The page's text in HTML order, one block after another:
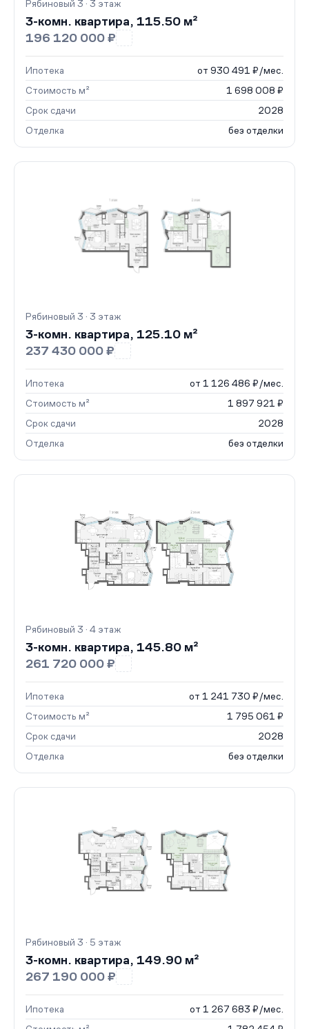
Рябиновый 3 · 3 этаж
3-комн. квартира, 115.50 м²
196 120 000 ₽
Ипотека
от 930 491 ₽/мес.
Стоимость м²
1 698 008 ₽
Срок сдачи
2028
Отделка
без отделки
Рябиновый 3 · 3 этаж
3-комн. квартира, 125.10 м²
237 430 000 ₽
Ипотека
от 1 126 486 ₽/мес.
Стоимость м²
1 897 921 ₽
Срок сдачи
2028
Отделка
без отделки
Рябиновый 3 · 4 этаж
3-комн. квартира, 145.80 м²
261 720 000 ₽
Ипотека
от 1 241 730 ₽/мес.
Стоимость м²
1 795 061 ₽
Срок сдачи
2028
Отделка
без отделки
Рябиновый 3 · 5 этаж
3-комн. квартира, 149.90 м²
267 190 000 ₽
Ипотека
от 1 267 683 ₽/мес.